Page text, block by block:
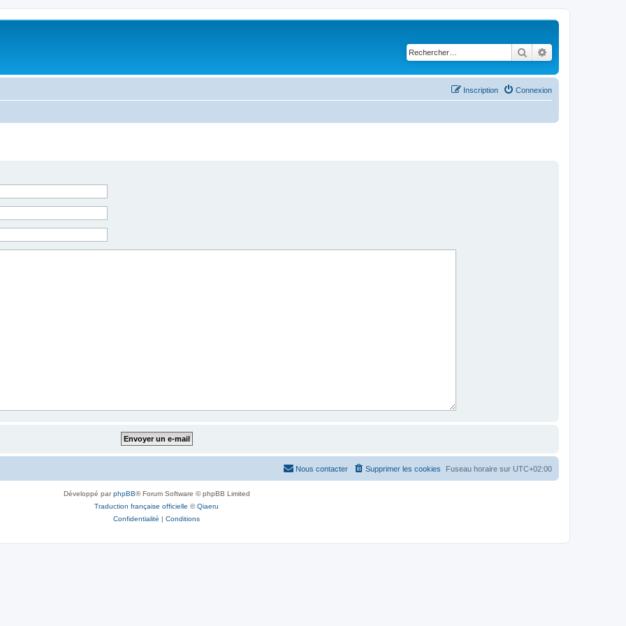
Rechercher
Connexion
Inscription
Fuseau horaire sur UTC+02:00
Supprimer les cookies
Nous contacter
Développé parphpBB® Forum Software © phpBB Limited
Traduction française officielle ©Qiaeru
Confidentialité | Conditions